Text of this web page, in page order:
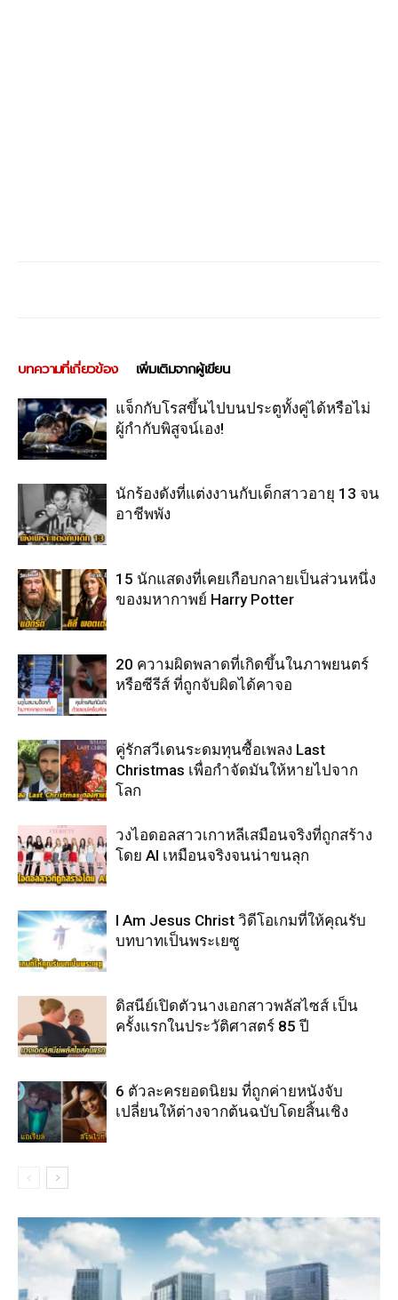
บทความที่เกี่ยวข้อง เพิ่มเติมจากผู้เขียน
แจ็กกับโรสขึ้นไปบนประตูทั้งคู่ได้หรือไม่
ผู้กำกับพิสูจน์เอง!
นักร้องดังที่แต่งงานกับเด็กสาวอายุ 13 จน
อาชีพพัง
15 นักแสดงที่เคยเกือบกลายเป็นส่วนหนึ่ง
ของมหากาพย์ Harry Potter
20 ความผิดพลาดที่เกิดขึ้นในภาพยนตร์
หรือซีรีส์ ที่ถูกจับผิดได้คาจอ
คู่รักสวีเดนระดมทุนซื้อเพลง Last
Christmas เพื่อกำจัดมันให้หายไปจาก
โลก
วงไอดอลสาวเกาหลีเสมือนจริงที่ถูกสร้าง
โดย AI เหมือนจริงจนน่าขนลุก
I Am Jesus Christ วิดีโอเกมที่ให้คุณรับ
บทบาทเป็นพระเยซู
ดิสนีย์เปิดตัวนางเอกสาวพลัสไซส์ เป็น
ครั้งแรกในประวัติศาสตร์ 85 ปี
6 ตัวละครยอดนิยม ที่ถูกค่ายหนังจับ
เปลี่ยนให้ต่างจากต้นฉบับโดยสิ้นเชิง